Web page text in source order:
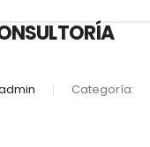
Categoría: